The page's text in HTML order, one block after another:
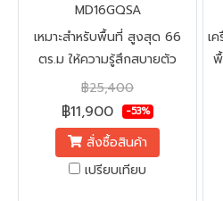
MD16GQSA
เหมาะสำหรับพื้นที่ สูงสุด 66
ตร.ม ให้ความรู้สึกสบายตัว
หายใจสะดวก ลดอาการภูมิแพ้
และนอนหลับสบายมากขึ้น |
ประหยัดไฟ | ลดความชื้น |
ยับยั้งเชื้อรา | ลดกลิ่นอับ |
รักษาอุณหภูมิภายในห้อง |
฿25,400
฿11,900 -53%
สั่งซื้อสินค้า
เปรียบเทียบ
เ